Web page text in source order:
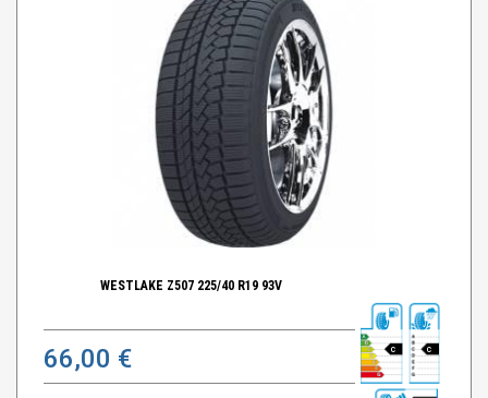
WESTLAKE Z507 225/40 R19 93V
66,00 € C C